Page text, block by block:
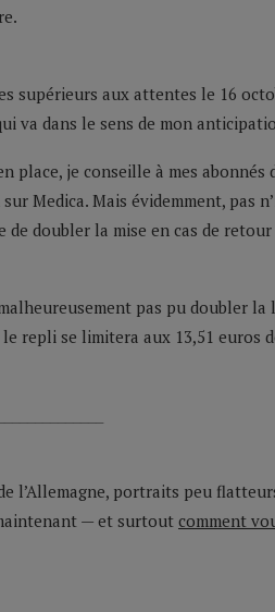
supérieurs aux attentes le 16
va dans le sens de mon
place, je conseille à mes abonnés
Medica. Mais évidemment, pas
doubler la mise en cas de
pas pu doubler la
repli se limitera aux 13,51 euros
l’Allemagne, portraits peu
— et surtout comment